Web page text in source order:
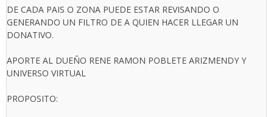
DE CADA PAIS O ZONA PUEDE ESTAR REVISANDO O
GENERANDO UN FILTRO DE A QUIEN HACER LLEGAR UN
DONATIVO.
APORTE AL DUEÑO RENE RAMON POBLETE ARIZMENDY Y
UNIVERSO VIRTUAL
PROPOSITO: